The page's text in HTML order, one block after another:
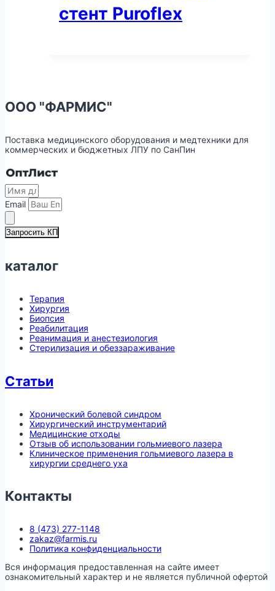
стент Puroflex
ООО "ФАРМИС"
Поставка медицинского оборудования и медтехники для
коммерческих и бюджетных ЛПУ по СанПин
Email
Запросить КП
каталог
Терапия
Хирургия
Биопсия
Реабилитация
Реанимация и анестезиология
Стерилизация и обеззараживание
Статьи
Хронический болевой синдром
Хирургический инструментарий
Медицинские отходы
Отзыв об использовании гольмиевого лазера
Клиническое применения гольмиевого лазера в
хирургии среднего уха
Контакты
8 (473) 277-1148
zakaz@farmis.ru
Политика конфиденциальности
Вся информация предоставленная на сайте имеет
ознакомительный характер и не является публичной офертой